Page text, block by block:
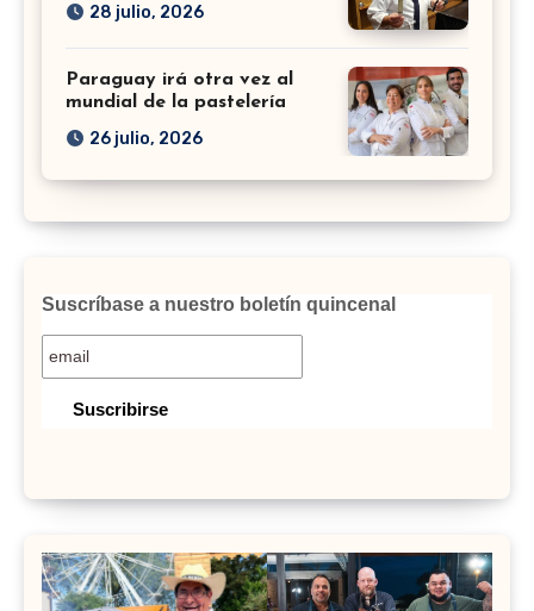
28 julio, 2026
Paraguay irá otra vez al
mundial de la pastelería
26 julio, 2026
Suscríbase a nuestro boletín quincenal